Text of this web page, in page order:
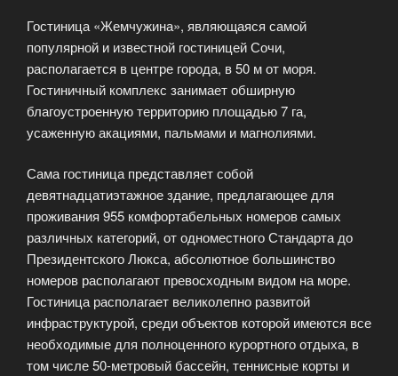
Гостиница «Жемчужина», являющаяся самой
популярной и известной гостиницей Сочи,
располагается в центре города, в 50 м от моря.
Гостиничный комплекс занимает обширную
благоустроенную территорию площадью 7 га,
усаженную акациями, пальмами и магнолиями.
Сама гостиница представляет собой
девятнадцатиэтажное здание, предлагающее для
проживания 955 комфортабельных номеров самых
различных категорий, от одноместного Стандарта до
Президентского Люкса, абсолютное большинство
номеров располагают превосходным видом на море.
Гостиница располагает великолепно развитой
инфраструктурой, среди объектов которой имеются все
необходимые для полноценного курортного отдыха, в
том числе 50-метровый бассейн, теннисные корты и